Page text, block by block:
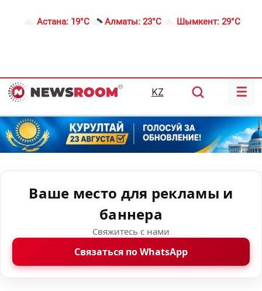
Астана: 19°C Алматы: 23°C Шымкент: 29°C
KZ ☰
Ваше место для рекламы и
баннера
Свяжитесь с нами
Связаться по WhatsApp